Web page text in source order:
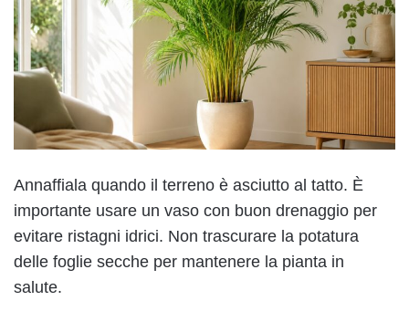
Annaffiala quando il terreno è asciutto al tatto. È
importante usare un vaso con buon drenaggio per
evitare ristagni idrici. Non trascurare la potatura
delle foglie secche per mantenere la pianta in
salute.